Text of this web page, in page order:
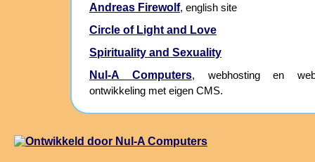
Andreas Firewolf, english site
Circle of Light and Love
Spirituality and Sexuality
Nul-A Computers, webhosting en
ontwikkeling met eigen CMS.